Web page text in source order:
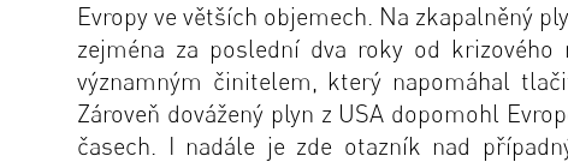
Evropy ve větších objemech. Na zkapalněný
zejména za poslední dva roky od
významným činitelem, který napomáhal
Zároveň dovážený plyn z USA dopomohl
časech. I nadále je zde otazník nad